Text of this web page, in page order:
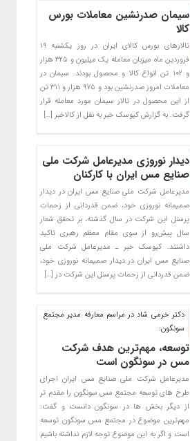
سیمان صدرنشین معاملات بورس
کالا
تالارهای بورس کالای ایران در روز یکشنبه ۱۹
فروردین ماه میزبان معامله یک میلیون و ۳۲۵ هزار
و ۱۰۲ تن انواع کالا و محصول بودند. سیمان در
معاملات امروز صدرنشین بود و ۹۷۵ هزار و ۳۱۱ تن
از این محصول در تالار سیمان مورد معامله قرار
گرفت. به گزارش کیوسک خبر به نقل از کالاخبر […]
دیدار نوروزی مدیرعامل شرکت ملی
صنایع مس ایران با کارکنان
مدیرعامل شرکت ملی صنایع مس ایران در دیدار
صمیمانه نوروزی خود، ضمن قدردانی از زحمات
پرسنل این شرکت در سال گذشته، بر تحقق شعار
سال پیش‌رو از سوی مقام معظم رهبری تاکید
داشتند. کیوسک خبر ـ مدیرعامل شرکت ملی
صنایع مس ایران در دیدار صمیمانه نوروزی خود،
ضمن قدردانی از زحمات پرسنل این شرکت در […]
دکتر خرمی شاد در مراسم معارفه مدیر مجتمع
سونگون:
توسعه، مهم‌ترین هدف شرکت
مس در سونگون است
مدیرعامل شرکت ملی صنایع مس ایران اجرای
طرح های توسعه مجتمع مس سونگون را مقدم تر
از دیگر بخش ها در سونگون دانست و گفت:
مهم‌ترین موضوع در مجتمع مس سونگون توسعه
است و اگر به این موضوع توجه لازم نداشته باشیم